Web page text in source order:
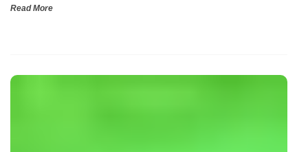
Read More